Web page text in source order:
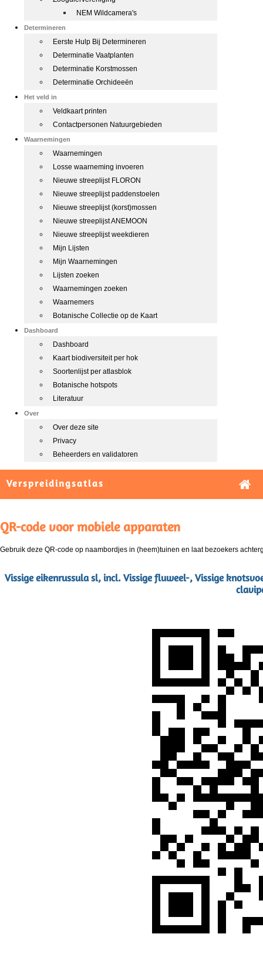
NEM Wildcamera's
Determineren
Eerste Hulp Bij Determineren
Determinatie Vaatplanten
Determinatie Korstmossen
Determinatie Orchideeën
Het veld in
Veldkaart printen
Contactpersonen Natuurgebieden
Waarnemingen
Waarnemingen
Losse waarneming invoeren
Nieuwe streeplijst FLORON
Nieuwe streeplijst paddenstoelen
Nieuwe streeplijst (korst)mossen
Nieuwe streeplijst ANEMOON
Nieuwe streeplijst weekdieren
Mijn Lijsten
Mijn Waarnemingen
Lijsten zoeken
Waarnemingen zoeken
Waarnemers
Botanische Collectie op de Kaart
Dashboard
Dashboard
Kaart biodiversiteit per hok
Soortenlijst per atlasblok
Botanische hotspots
Literatuur
Over
Over deze site
Privacy
Beheerders en validatoren
Verspreidingsatlas
QR-code voor mobiele apparaten
Gebruik deze QR-code op naambordjes in (heem)tuinen en laat bezoekers
Vissige eikenrussula sl, incl. Vissige fluweel-, Vissige